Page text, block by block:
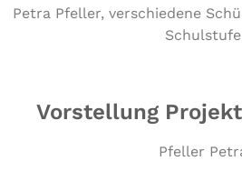
Petra Pfeller, ver­schie­de­ne
Schulstufe
Vorstellung
Pfeller